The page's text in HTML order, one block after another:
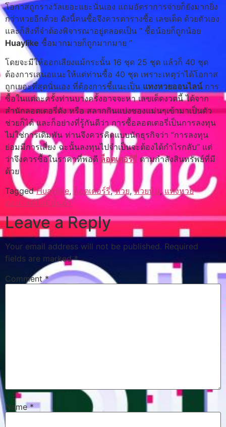
โอกาสถูกรางวัลเยอะแยะนั่นเอง แถมอัตราการจ่ายก็ยังมากยิ่ง
กว่าหวยอีกด้วย ดังนี้คนซื้อจึงควรตารางซื้อ เลขเด็ด ด้วยตัวเอง
และก็สิ่งที่จำต้องพิจารณาอยู่ตลอดเป็น “ ซื้อน้อยก็ถูกน้อย
Huaylike ซื้อมากมายก็ถูกมากมาย ”
โดยจะมีให้ออกเสียงแม้กระนั้น 16 ชุด 25 ชุด แล้วก็ 40 ชุด
ต้องการเสนอแนะให้แด่ท่านซื้อ 40 ชุด เพราะเหตุว่าได้โอกาส
ถูกเยอะที่สุดนั่นเอง ที่ต้องการชี้แนะเป็น แทงหวยออนไลน์การ
ซื้อในแต่ละครั้งท่านบางครั้งอาจจะหา เลขเด็ดงวดนี้ ได้จาก
สำนักลอตเตอรี่ดัง หรือ สลากกินแบ่งซองแม่นๆเข้ามาเป็นตัว
ช่วยก็ได้ และก็อย่างที่รู้กันดีว่า การซื้อลอตเตอรี่เป็นการลงทุน
ไม่ใช่การเดิมพัน ท่านจึงควรคิดแบบนักธุรกิจว่า “การลงทุน
ย่อมมีการเสี่ยง ฉะนั้นลงทุนไปจำเป็นจะต้องได้กำไรกลับ” แต่
ว่าจึงควรซื้อในราคาที่พอดี ล็อตเตอร์รี่ ตามกำลังสินทรัพย์ที่มี
ด้วย
TaggedHuaylike, ล็อตเตอร์รี่,หวย,หวยหุ้น,แทงหวย
ออนไลน์ไม่มีขั้นต่ำ
Leave a Reply
Your email address will not be published. Required
fields are marked*
Comment*
Name*